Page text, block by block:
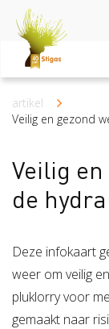
Arbocatalogus
Sectoren
Veiligheid
Verzuim
Kruimelpad
artikel
Veilig en gezond
Veilig
de
Deze infokaart
weer om veilig
pluklorry voor
gemaakt naar